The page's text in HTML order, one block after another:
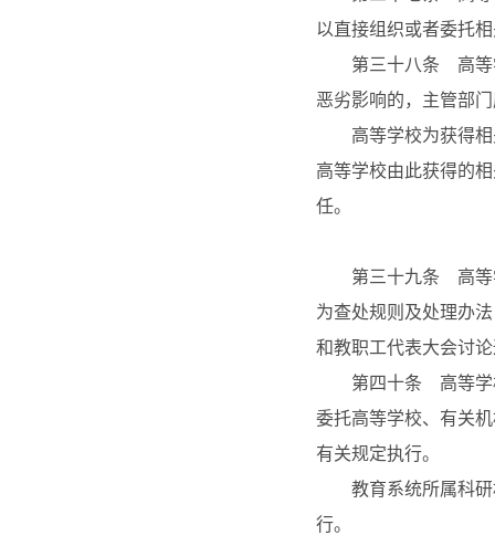
以直接组织或者委托
第三十八条 高等学
恶劣影响的，主管部
高等学校为获得相
高等学校由此获得的
任。
第三十九条 高等学
为查处规则及处理办
和教职工代表大会讨
第四十条 高等学校
委托高等学校、有关
有关规定执行。
教育系统所属科研
行。